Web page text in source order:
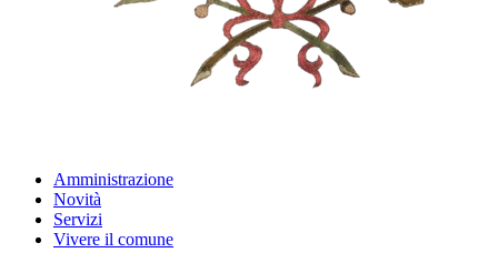
Amministrazione
Novità
Servizi
Vivere il comune